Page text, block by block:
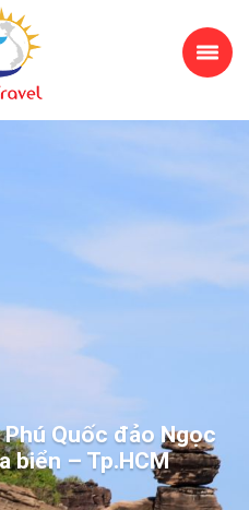
Quốc đảo Ngọc
biển – Tp.HCM